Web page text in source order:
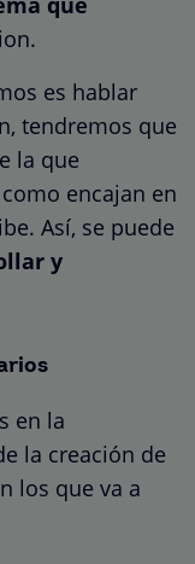
es hablar
tendremos que
la que
encajan en
Así, se puede
y
en la
la creación de
los que va a